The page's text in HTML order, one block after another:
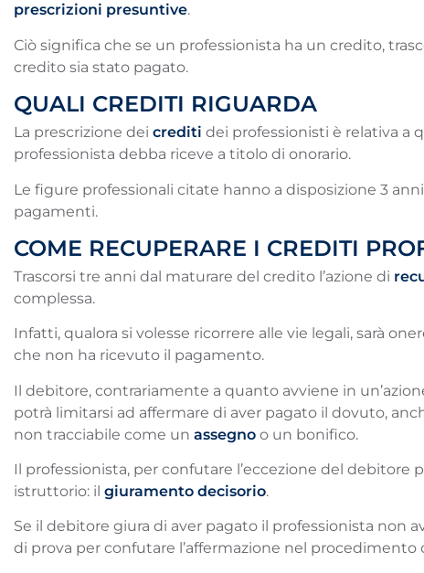
prescrizioni presuntive.
Ciò significa che se un professionista ha un credito,
credito sia stato pagato.
QUALI CREDITI RIGUARDA
La prescrizione dei crediti dei professionisti è relativa a
professionista debba riceve a titolo di onorario.
Le figure professionali citate hanno a disposizione 3
pagamenti.
COME RECUPERARE I CREDITI
Trascorsi tre anni dal maturare del credito l’azione di
complessa.
Infatti, qualora si volesse ricorrere alle vie legali, sarà
che non ha ricevuto il pagamento.
Il debitore, contrariamente a quanto avviene in
potrà limitarsi ad affermare di aver pagato il dovuto,
non tracciabile come un assegno o un bonifico.
Il professionista, per confutare l’eccezione del debitore
istruttorio: il giuramento decisorio.
Se il debitore giura di aver pagato il professionista non
di prova per confutare l’affermazione nel procedimento